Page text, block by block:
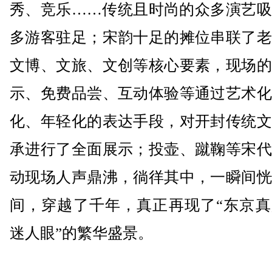
秀、竞乐……传统且时尚的众多演艺
多游客驻足；宋韵十足的摊位串联了
文博、文旅、文创等核心要素，现场
示、免费品尝、互动体验等通过艺术
化、年轻化的表达手段，对开封传统
承进行了全面展示；投壶、蹴鞠等宋
动现场人声鼎沸，徜徉其中，一瞬间
间，穿越了千年，真正再现了“东京
迷人眼”的繁华盛景。